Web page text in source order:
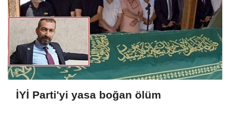
İYİ Parti'yi yasa boğan ölüm